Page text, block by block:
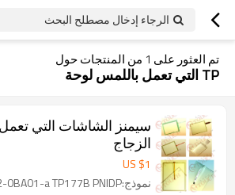
الرجاء إدخال مصطلح البحث
تم العثور على 1 من المنتجات حول
TP التي تعمل باللمس لوحة
سيمنز الشاشات التي
الزجاج
US $1
نموذج:6AV6 642-0BA01-a TP177B PNIDP